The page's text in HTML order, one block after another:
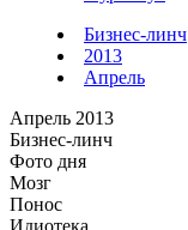
Бизнес-линч
2013
Апрель
Апрель 2013
Бизнес-линч
Фото дня
Мозг
Понос
Идиотека